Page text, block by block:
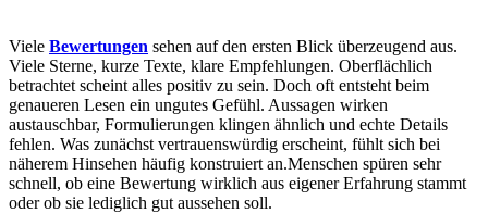
Viele Bewertungen sehen auf den ersten Blick überzeugend aus.
Viele Sterne, kurze Texte, klare Empfehlungen. Oberflächlich
betrachtet scheint alles positiv zu sein. Doch oft entsteht beim
genaueren Lesen ein ungutes Gefühl. Aussagen wirken
austauschbar, Formulierungen klingen ähnlich und echte Details
fehlen. Was zunächst vertrauenswürdig erscheint, fühlt sich bei
näherem Hinsehen häufig konstruiert an.Menschen spüren sehr
schnell, ob eine Bewertung wirklich aus eigener Erfahrung stammt
oder ob sie lediglich gut aussehen soll.